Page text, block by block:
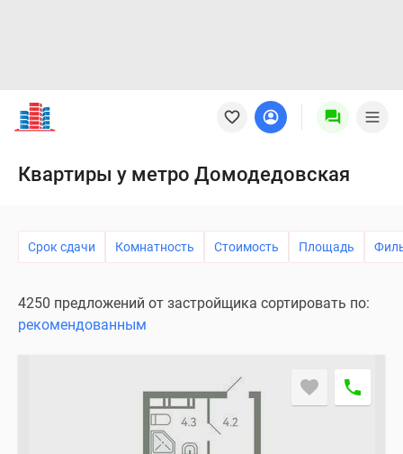
Новостройки
Квартиры
Новостройки
Москвы
Подмосковья
Новостройки
Москвы
новостройки
Квартиры у метро Домодедовская
Срок сдачи Комнатность Стоимость Площадь
4250 предложений от застройщика сортировать по:
рекомендованным